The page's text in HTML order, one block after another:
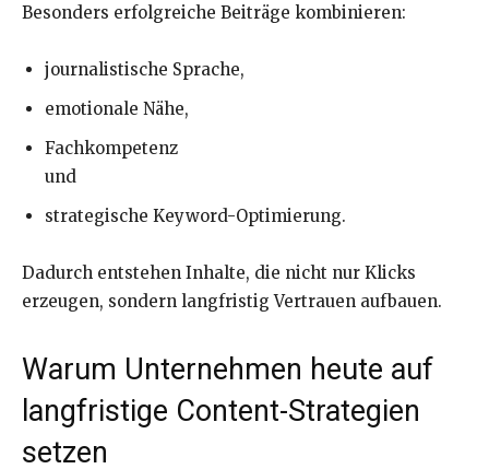
Besonders erfolgreiche Beiträge kombinieren:
journalistische Sprache,
emotionale Nähe,
Fachkompetenz
und
strategische Keyword-Optimierung.
Dadurch entstehen Inhalte, die nicht nur Klicks
erzeugen, sondern langfristig Vertrauen aufbauen.
Warum Unternehmen heute auf
langfristige Content-Strategien
setzen